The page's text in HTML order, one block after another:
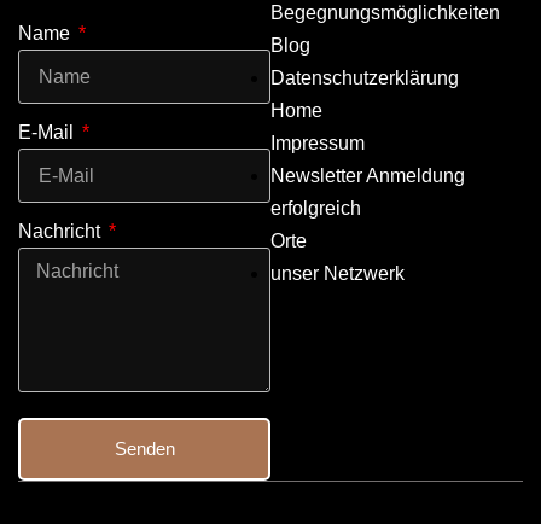
Name
E-Mail
Nachricht
Senden
Begegnungsmöglichkeiten
Blog
Datenschutzerklärung
Home
Impressum
Newsletter Anmeldung
erfolgreich
Orte
unser Netzwerk